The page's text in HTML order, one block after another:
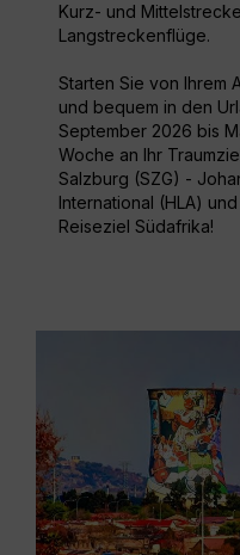
Kurz- und
Langstreckenflüge.
Starten Sie von Ihrem
und bequem in den
September 2026 bis
Woche an Ihr
Salzburg (SZG) -
International (HLA)
Reiseziel Südafrika!